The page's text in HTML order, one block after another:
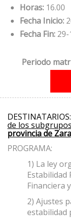
Horas: 16.00
Fecha Inicio:
Fecha Fin:
Periodo
DESTINATARIOS:
de los
provincia de
PROGRAMA:
1) La ley
Estabilidad
Financiera
2) Ajustes
estabilidad